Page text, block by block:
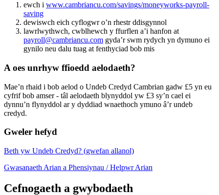
ewch i www.cambriancu.com/savings/moneyworks-payroll-
saving
dewiswch eich cyflogwr o’n rhestr ddisgynnol
lawrlwythwch, cwblhewch y ffurflen a’i hanfon at
payroll@cambriancu.com gyda’r swm rydych yn dymuno ei
gynilo neu dalu tuag at fenthyciad bob mis
A oes unrhyw ffioedd aelodaeth?
Mae’n rhaid i bob aelod o Undeb Credyd Cambrian gadw £5 yn eu
cyfrif bob amser - tâl aelodaeth blynyddol yw £3 sy’n cael ei
dynnu’n flynyddol ar y dyddiad wnaethoch ymuno â’r undeb
credyd.
Gweler hefyd
Beth yw Undeb Credyd? (gwefan allanol)
Gwasanaeth Arian a Phensiynau / Helpwr Arian
Cefnogaeth a gwybodaeth